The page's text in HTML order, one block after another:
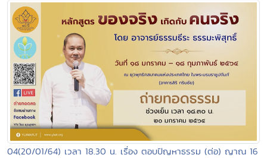
04(20/01/64) เวลา 18.30 น. เรื่อง ตอบปัญหาธรรม (ต่อ) ญาณ 16